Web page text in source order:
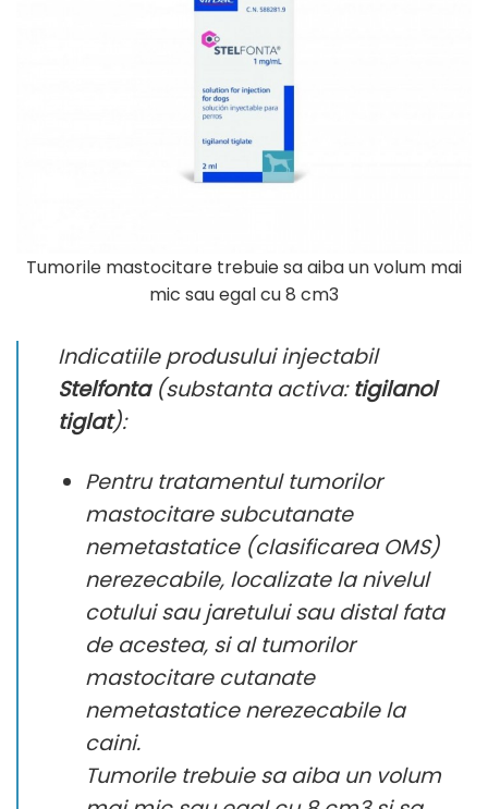
Tumorile mastocitare trebuie sa aiba un volum mai
mic sau egal cu 8 cm3
Indicatiile produsului injectabil
Stelfonta(substanta activa:tigilanol
tiglat):
Pentru tratamentul tumorilor
mastocitare subcutanate
nemetastatice (clasificarea OMS)
nerezecabile, localizate la nivelul
cotului sau jaretului sau distal fata
de acestea, si al tumorilor
mastocitare cutanate
nemetastatice nerezecabile la
caini.
Tumorile trebuie sa aiba un volum